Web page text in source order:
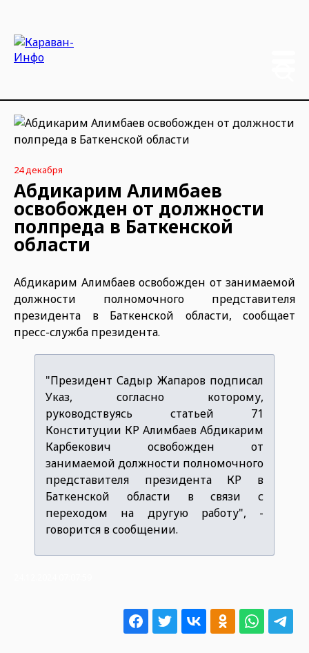
24 декабря
Абдикарим Алимбаев
освобожден от должности
полпреда в Баткенской
области
Абдикарим Алимбаев освобожден от занимаемой
должности полномочного представителя
президента в Баткенской области, сообщает
пресс-служба президента.
"Президент Садыр Жапаров подписал
Указ, согласно которому,
руководствуясь статьей 71
Конституции КР Алимбаев Абдикарим
Карбекович освобожден от
занимаемой должности полномочного
представителя президента КР в
Баткенской области в связи с
переходом на другую работу", -
говорится в сообщении.